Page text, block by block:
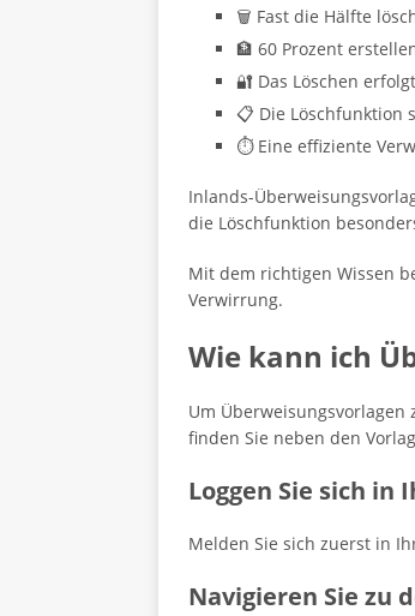
🗑️ Fast die Hälfte
🏦 60 Prozent
🔐 Das Löschen
📋 Die Löschfunktion
⏱️ Eine effiziente
Inlands-
die Löschfunktion
Mit dem richtigen Wissen
Verwirrung.
Wie kann ich
Um Überweisungsvorlagen
finden Sie neben den
Loggen Sie sich in
Melden Sie sich zuerst in
Navigieren Sie zu